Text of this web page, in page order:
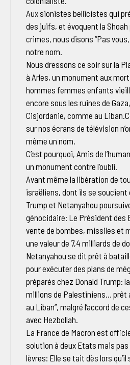
Aux sionistes bellicistes qui
des juifs, et évoquent la
crimes, nous disons “Pas
notre nom.
Nous dressons ce soir sur la
à Arles, un monument aux
hommes femmes enfants
encore sous les ruines de
Cisjordanie, comme au
sur nos écrans de télévision
même un nom.
C’est pourquoi, Amis de
un monument contre l’oubli.
Avant même la libération de
israëliens, dont ils se soucient
Trump et Netanyahou
génocidaire: Le Président des
vente de bombes, missiles et
une valeur de 7,4 milliards de
Netanyahou se dit prêt à
pour exécuter des plans de
préparés chez Donald Trump:
millions de Palestiniens… prêt
au Liban”, malgré l’accord de
avec Hezbollah.
La France de Macron est
solution à deux Etats mais
lèvres: Elle se tait dès lors qu’il